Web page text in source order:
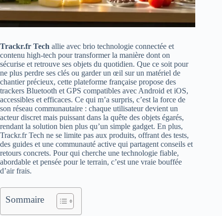
Trackr.fr Tech allie avec brio technologie connectée et
contenu high-tech pour transformer la manière dont on
sécurise et retrouve ses objets du quotidien. Que ce soit pour
ne plus perdre ses clés ou garder un œil sur un matériel de
chantier précieux, cette plateforme française propose des
trackers Bluetooth et GPS compatibles avec Android et iOS,
accessibles et efficaces. Ce qui m’a surpris, c’est la force de
son réseau communautaire : chaque utilisateur devient un
acteur discret mais puissant dans la quête des objets égarés,
rendant la solution bien plus qu’un simple gadget. En plus,
Trackr.fr Tech ne se limite pas aux produits, offrant des tests,
des guides et une communauté active qui partagent conseils et
retours concrets. Pour qui cherche une technologie fiable,
abordable et pensée pour le terrain, c’est une vraie bouffée
d’air frais.
Sommaire